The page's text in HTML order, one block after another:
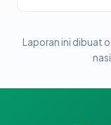
Laporan ini dibuat